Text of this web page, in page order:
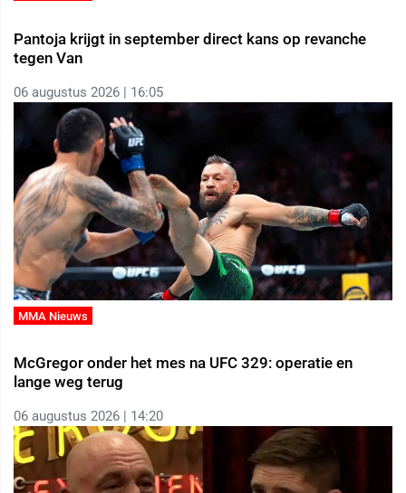
Pantoja krijgt in september direct kans op revanche
tegen Van
06 augustus 2026 | 16:05
MMA Nieuws
McGregor onder het mes na UFC 329: operatie en
lange weg terug
06 augustus 2026 | 14:20